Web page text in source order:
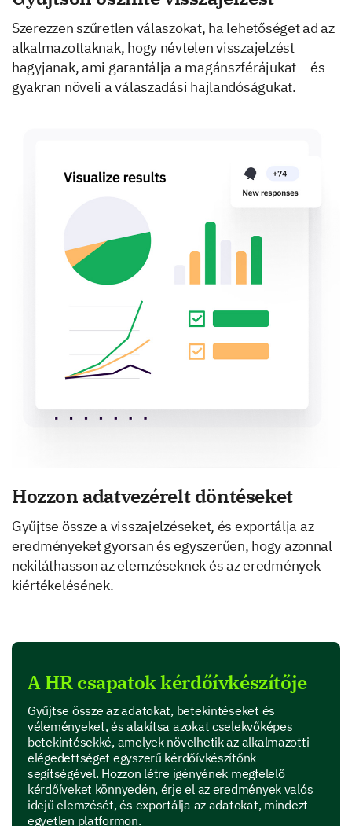
Szerezzen szűretlen válaszokat, ha lehetőséget ad az
alkalmazottaknak, hogy névtelen visszajelzést
hagyjanak, ami garantálja a magánszférájukat – és
gyakran növeli a válaszadási hajlandóságukat.
Hozzon adatvezérelt döntéseket
Gyűjtse össze a visszajelzéseket, és exportálja az
eredményeket gyorsan és egyszerűen, hogy azonnal
nekiláthasson az elemzéseknek és az eredmények
kiértékelésének.
A HR csapatok kérdőívkészítője
Gyűjtse össze az adatokat, betekintéseket és
véleményeket, és alakítsa azokat cselekvőképes
betekintésekké, amelyek növelhetik az alkalmazotti
elégedettséget egyszerű kérdőívkészítőnk
segítségével. Hozzon létre igényének megfelelő
kérdőíveket könnyedén, érje el az eredmények valós
idejű elemzését, és exportálja az adatokat, mindezt
egyetlen platformon.